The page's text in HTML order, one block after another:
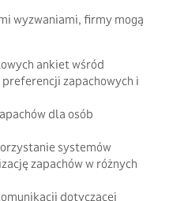
wyzwaniami, firmy mogą
ankiet wśród
zapachowych i
dla osób
systemów
zapachów w różnych
dotyczącej